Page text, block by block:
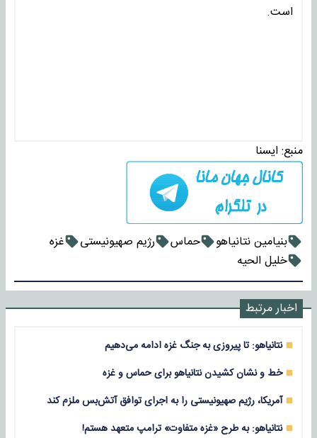
است.
منبع: ايسنا
بنیامین نتانیاهو حماس رژیم صهیونیستی
غزه
خلیل الحیه
اخبار مرتبط
نتانیاهو: تا پیروزی به جنگ غزه ادامه می‌دهیم
خط و نشان کشیدن نتانیاهو برای حماس و غزه
آمریکا، رژیم صهیونیستی را به اجرای توافق آتش‌بس ملزم کند
نتانیاهو: به طرح «غزه متفاوت» ترامپ متعهد هستم!